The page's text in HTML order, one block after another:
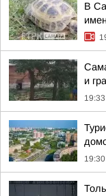
В
и
19:33
19:30